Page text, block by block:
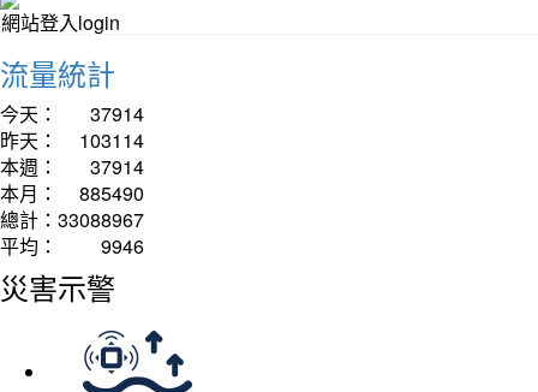
網站登入login
流量統計
今天：
37914
昨天：
103114
本週：
37914
本月：
885490
總計： 33088967
平均：
9946
災害示警